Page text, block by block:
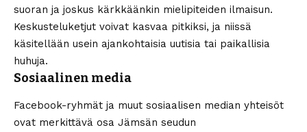
suoran ja joskus kärkkäänkin mielipiteiden ilmaisun.
Keskusteluketjut voivat kasvaa pitkiksi, ja niissä
käsitellään usein ajankohtaisia uutisia tai paikallisia
huhuja.
Sosiaalinen media
Facebook-ryhmät ja muut sosiaalisen median yhteisöt
ovat merkittävä osa Jämsän seudun